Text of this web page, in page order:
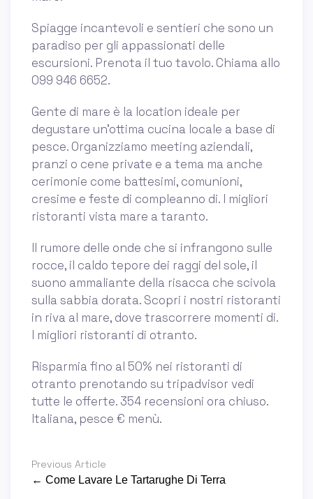
Spiagge incantevoli e sentieri che sono un
paradiso per gli appassionati delle
escursioni. Prenota il tuo tavolo. Chiama allo
099 946 6652.
Gente di mare è la location ideale per
degustare un’ottima cucina locale a base di
pesce. Organizziamo meeting aziendali,
pranzi o cene private e a tema ma anche
cerimonie come battesimi, comunioni,
cresime e feste di compleanno di. I migliori
ristoranti vista mare a taranto.
Il rumore delle onde che si infrangono sulle
rocce, il caldo tepore dei raggi del sole, il
suono ammaliante della risacca che scivola
sulla sabbia dorata. Scopri i nostri ristoranti
in riva al mare, dove trascorrere momenti di.
I migliori ristoranti di otranto.
Risparmia fino al 50% nei ristoranti di
otranto prenotando su tripadvisor vedi
tutte le offerte. 354 recensioni ora chiuso.
Italiana, pesce € menù.
Previous Article
← Come Lavare Le Tartarughe Di Terra